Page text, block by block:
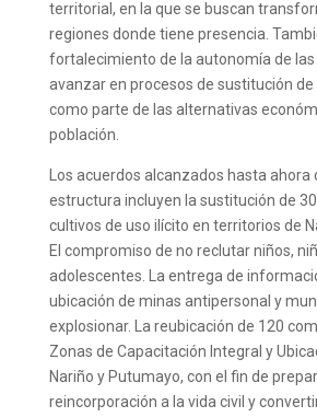
territorial, en la que se buscan
regiones donde tiene presencia.
fortalecimiento de la autonomía de
avanzar en procesos de sustitución
como parte de las alternativas
población.
Los acuerdos alcanzados hasta ahora
estructura incluyen la sustitución de
cultivos de uso ilícito en territorios de
El compromiso de no reclutar niños,
adolescentes. La entrega de
ubicación de minas antipersonal y
explosionar. La reubicación de 120
Zonas de Capacitación Integral y
Nariño y Putumayo, con el fin de
reincorporación a la vida civil y